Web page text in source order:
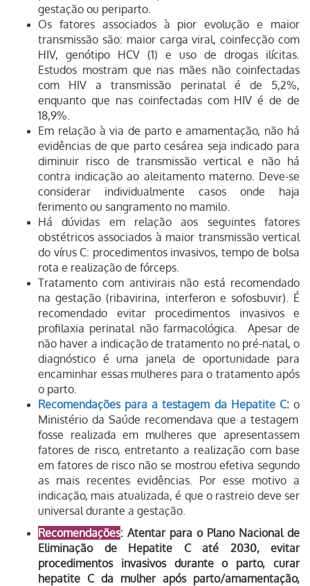
gestação ou periparto.
Os fatores associados à pior evolução e maior
transmissão são: maior carga viral, coinfecção com
HIV, genótipo HCV (1) e uso de drogas ilícitas.
Estudos mostram que nas mães não coinfectadas
com HIV a transmissão perinatal é de 5,2%,
enquanto que nas coinfectadas com HIV é de de
18,9%.
Em relação à via de parto e amamentação, não há
evidências de que parto cesárea seja indicado para
diminuir risco de transmissão vertical e não há
contra indicação ao aleitamento materno. Deve-se
considerar individualmente casos onde haja
ferimento ou sangramento no mamilo.
Há dúvidas em relação aos seguintes fatores
obstétricos associados à maior transmissão vertical
do vírus C: procedimentos invasivos, tempo de bolsa
rota e realização de fórceps.
Tratamento com antivirais não está recomendado
na gestação (ribavirina, interferon e sofosbuvir). É
recomendado evitar procedimentos invasivos e
profilaxia perinatal não farmacológica. Apesar de
não haver a indicação de tratamento no pré-natal, o
diagnóstico é uma janela de oportunidade para
encaminhar essas mulheres para o tratamento após
o parto.
Recomendações para a testagem da Hepatite C:o
Ministério da Saúde recomendava que a testagem
fosse realizada em mulheres que apresentassem
fatores de risco, entretanto a realização com base
em fatores de risco não se mostrou efetiva segundo
as mais recentes evidências. Por esse motivo a
indicação, mais atualizada, é que o rastreio deve ser
universal durante a gestação.
Recomendações: Atentar para o Plano Nacional de
Eliminação de Hepatite C até 2030, evitar
procedimentos invasivos durante o parto, curar
hepatite C da mulher após parto/amamentação,